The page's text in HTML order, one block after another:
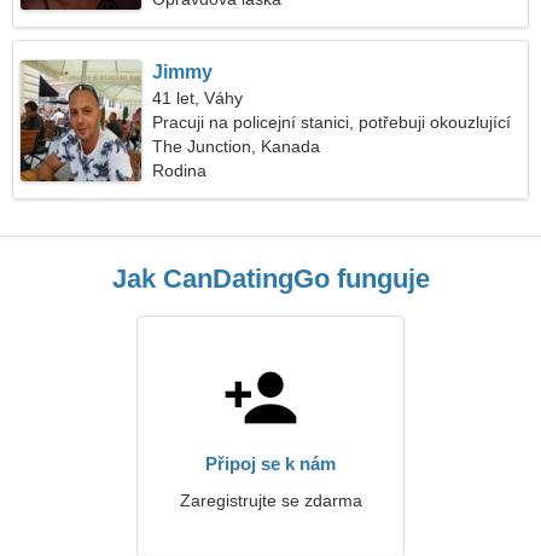
Jimmy
41 let, Váhy
Pracuji na policejní stanici, potřebuji okouzlující
ženu
The Junction, Kanada
Rodina
Jak CanDatingGo funguje
Připoj se k nám
Zaregistrujte se zdarma